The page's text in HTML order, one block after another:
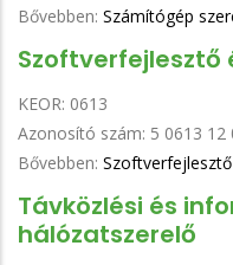
Bővebben: Számítógép
Szoftverfejlesztő
KEOR: 0613
Azonosító szám: 5 0613 12
Bővebben:
Távközlési és
hálózatszerelő